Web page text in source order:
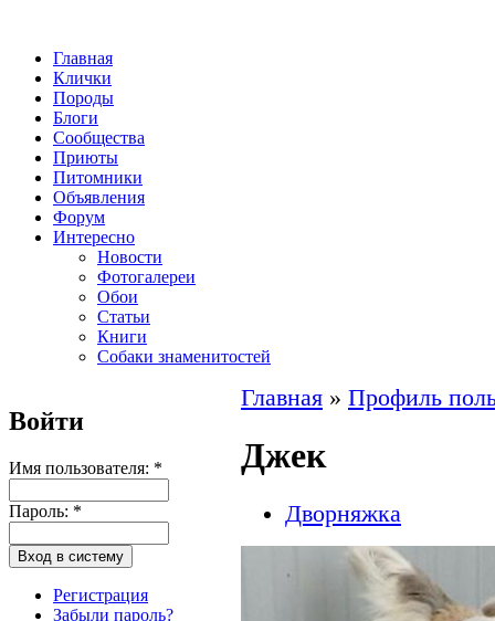
Главная
Клички
Породы
Блоги
Сообщества
Приюты
Питомники
Объявления
Форум
Интересно
Новости
Фотогалереи
Обои
Статьи
Книги
Собаки знаменитостей
Войти
Имя пользователя: *
Пароль: *
Регистрация
Забыли пароль?
Главная » Профиль
Джек
Дворняжка